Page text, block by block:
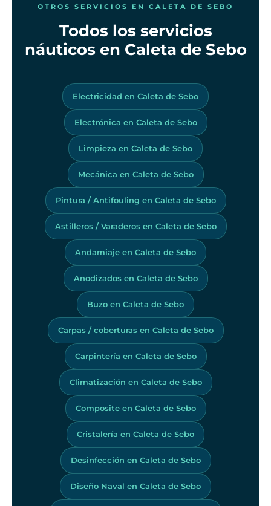
OTROS SERVICIOS EN CALETA DE SEBO
Todos los servicios
náuticos en Caleta de Sebo
Electricidad en Caleta de Sebo
Electrónica en Caleta de Sebo
Limpieza en Caleta de Sebo
Mecánica en Caleta de Sebo
Pintura / Antifouling en Caleta de Sebo
Astilleros / Varaderos en Caleta de Sebo
Andamiaje en Caleta de Sebo
Anodizados en Caleta de Sebo
Buzo en Caleta de Sebo
Carpas / coberturas en Caleta de Sebo
Carpintería en Caleta de Sebo
Climatización en Caleta de Sebo
Composite en Caleta de Sebo
Cristalería en Caleta de Sebo
Desinfección en Caleta de Sebo
Diseño Naval en Caleta de Sebo